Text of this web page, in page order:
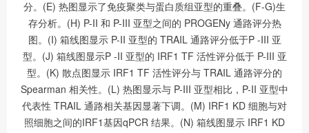
分。(E) 热图显示了免疫聚类与蛋白质组亚型的重叠。(F-G)生
存分析。(H) P-II 和 P-III 亚型之间的 PROGENy 通路评分热
图。(I) 箱线图显示 P-II 亚型的 TRAIL 通路评分低于P -III 亚
型。(J) 箱线图显示P -II 亚型的 IRF1 TF 活性评分低于 P-III 亚
型。(K) 散点图显示 IRF1 TF 活性评分与 TRAIL 通路评分的
Spearman 相关性。(L) 热图显示与 P-III 亚型相比，P-II 亚型中
代表性 TRAIL 通路相关基因显著下调。(M) IRF1 KD 细胞与对
照细胞之间的IRF1基因qPCR 结果。(N) 箱线图显示 IRF1 KD